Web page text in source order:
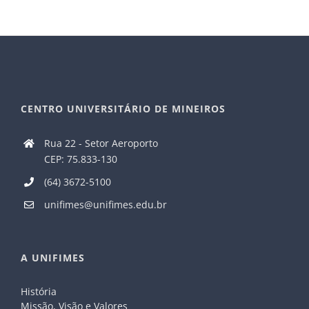
CENTRO UNIVERSITÁRIO DE MINEIROS
Rua 22 - Setor Aeroporto
CEP: 75.833-130
(64) 3672-5100
unifimes@unifimes.edu.br
A UNIFIMES
História
Missão, Visão e Valores